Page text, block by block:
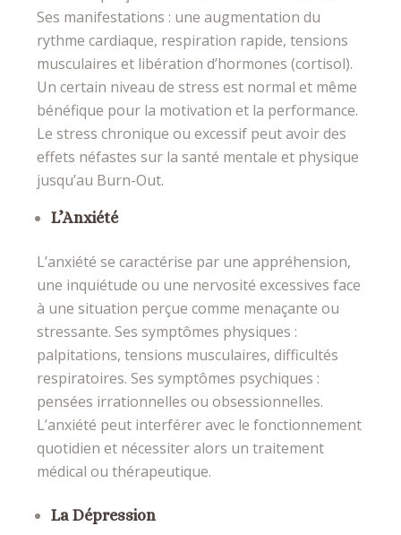
Ses manifestations : une augmentation du
rythme cardiaque, respiration rapide, tensions
musculaires et libération d’hormones (cortisol).
Un certain niveau de stress est normal et même
bénéfique pour la motivation et la performance.
Le stress chronique ou excessif peut avoir des
effets néfastes sur la santé mentale et physique
jusqu’au Burn-Out.
L’Anxiété
L’anxiété se caractérise par une appréhension,
une inquiétude ou une nervosité excessives face
à une situation perçue comme menaçante ou
stressante. Ses symptômes physiques :
palpitations, tensions musculaires, difficultés
respiratoires. Ses symptômes psychiques :
pensées irrationnelles ou obsessionnelles.
L’anxiété peut interférer avec le fonctionnement
quotidien et nécessiter alors un traitement
médical ou thérapeutique.
La Dépression